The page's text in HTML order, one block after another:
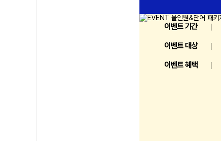
이벤트 기간
이벤트 대상
이벤트 혜택